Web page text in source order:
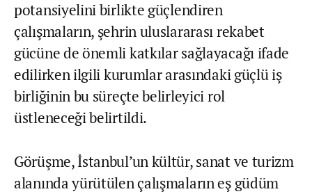
potansiyelini birlikte güçlendiren
çalışmaların, şehrin uluslararası rekabet
gücüne de önemli katkılar sağlayacağı ifade
edilirken ilgili kurumlar arasındaki güçlü iş
birliğinin bu süreçte belirleyici rol
üstleneceği belirtildi.
Görüşme, İstanbul’un kültür, sanat ve turizm
alanında yürütülen çalışmaların eş güdüm